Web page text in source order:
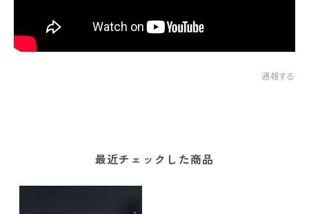
通報する
最近チェックした商品